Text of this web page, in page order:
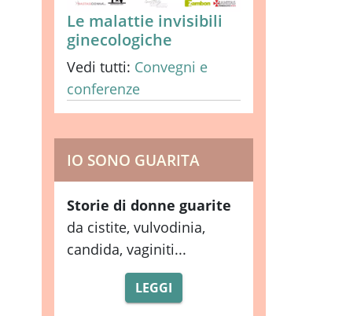
Le malattie invisibili
ginecologiche
Vedi tutti: Convegni e
conferenze
IO SONO GUARITA
Storie di donne guarite
da cistite, vulvodinia,
candida, vaginiti...
LEGGI